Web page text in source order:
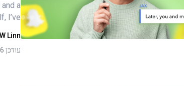
טוויטר פייסבוק העתקת קישור
a
I’ve…
Linn
עודכן 06 מאי, 2026